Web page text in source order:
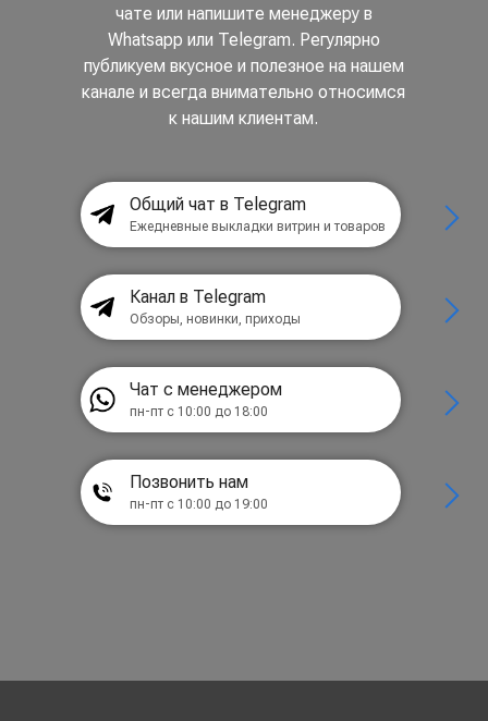
чате или напишите менеджеру в
Whatsapp или Telegram. Регулярно
публикуем вкусное и полезное на нашем
канале и всегда внимательно относимся
к нашим клиентам.
Общий чат в Telegram
Ежедневные выкладки витрин и товаров
Канал в Telegram
Обзоры, новинки, приходы
Чат с менеджером
пн-пт с 10:00 до 18:00
Позвонить нам
пн-пт с 10:00 до 19:00